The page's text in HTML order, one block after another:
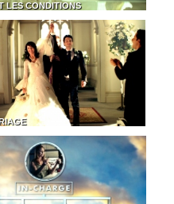
LES CONDITIONS